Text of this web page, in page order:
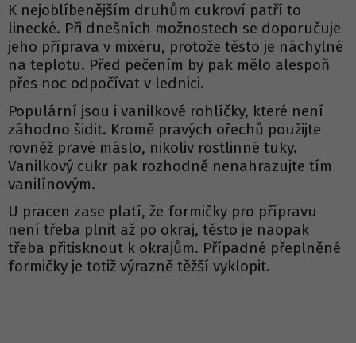
K nejoblíbenějším druhům cukroví patří to
linecké. Při dnešních možnostech se doporučuje
jeho příprava v mixéru, protože těsto je náchylné
na teplotu. Před pečením by pak mělo alespoň
přes noc odpočívat v lednici.
Populární jsou i vanilkové rohlíčky, které není
záhodno šidit. Kromě pravých ořechů použijte
rovněž pravé máslo, nikoliv rostlinné tuky.
Vanilkový cukr pak rozhodně nenahrazujte tím
vanilínovým.
U pracen zase platí, že formičky pro přípravu
není třeba plnit až po okraj, těsto je naopak
třeba přitisknout k okrajům. Případné přeplněné
formičky je totiž výrazně těžší vyklopit.